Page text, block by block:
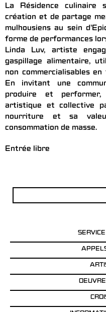
La Résidence culinaire
création et de partage
mulhousiens au sein
forme de performances
Linda Luv, artiste
gaspillage alimentaire,
non commercialisables
En invitant une
produire et performer,
artistique et collective
nourriture et sa
consommation de masse.
Entrée libre